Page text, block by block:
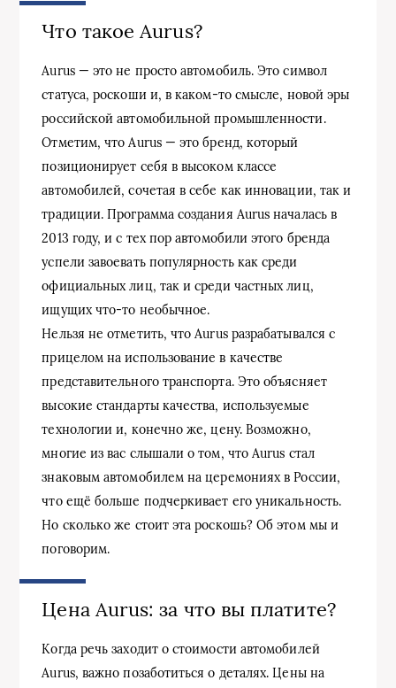
Что такое Aurus?
Aurus — это не просто автомобиль. Это символ
статуса, роскоши и, в каком-то смысле, новой эры
российской автомобильной промышленности.
Отметим, что Aurus — это бренд, который
позиционирует себя в высоком классе
автомобилей, сочетая в себе как инновации, так и
традиции. Программа создания Aurus началась в
2013 году, и с тех пор автомобили этого бренда
успели завоевать популярность как среди
официальных лиц, так и среди частных лиц,
ищущих что-то необычное.
Нельзя не отметить, что Aurus разрабатывался с
прицелом на использование в качестве
представительного транспорта. Это объясняет
высокие стандарты качества, используемые
технологии и, конечно же, цену. Возможно,
многие из вас слышали о том, что Aurus стал
знаковым автомобилем на церемониях в России,
что ещё больше подчеркивает его уникальность.
Но сколько же стоит эта роскошь? Об этом мы и
поговорим.
Цена Aurus: за что вы платите?
Когда речь заходит о стоимости автомобилей
Aurus, важно позаботиться о деталях. Цены на